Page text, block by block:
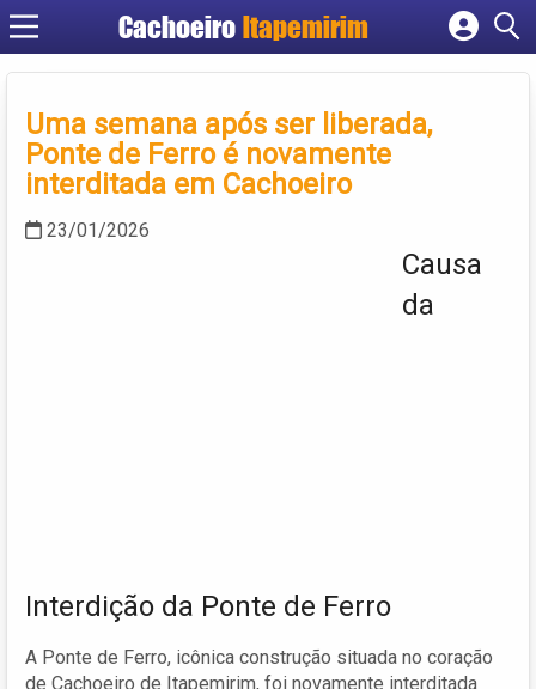
Cachoeiro Itapemirim
Cadastrar empresa
Criar conta
Uma semana após ser liberada,
Ponte de Ferro é novamente
interditada em Cachoeiro
23/01/2026
Causa
da
Interdição da Ponte de Ferro
A Ponte de Ferro, icônica construção situada no coração
de Cachoeiro de Itapemirim, foi novamente interditada